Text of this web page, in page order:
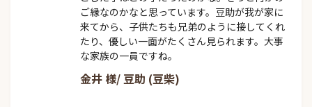
ご縁なのかなと思っています。豆助が我が家に
来てから、子供たちも兄弟のように接してくれ
たり、優しい一面がたくさん見られます。大事
な家族の一員ですね。
金井 様/ 豆助 (豆柴)